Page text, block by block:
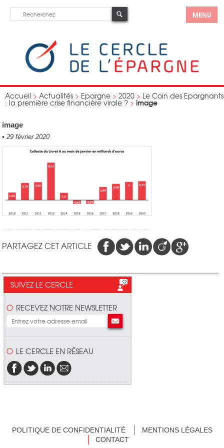
MENU
Accueil > Actualités > Epargne > 2020 > Le Coin des Epargnants
: la première crise financière virale ? > image
image
• 29 février 2020
PARTAGEZ CET ARTICLE
SUIVEZ LE CERCLE
RECEVEZ NOTRE NEWSLETTER
LE CERCLE EN RÉSEAU
POLITIQUE DE CONFIDENTIALITÉ
MENTIONS LÉGALES
CONTACT